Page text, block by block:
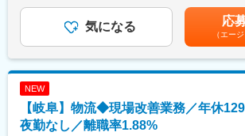
海外の子会社であるサクライの代理店を介
取引も行っています。
変更の範囲：会社の定める業務
■業務詳細
・特別高圧及び高圧受変電維持管理
・工場施設更新、省資源の全社取組を企画
きます。その分やりがいある仕事ができ、
代での管理職への登用実績もあります。
績:5.0ヶ月賃金はあくまでも目安の金額で
する可能性があります。月給(月額)は固定手
気になる 応
（エー
NEW
【岐阜】物流◆現場改善業務／年休
夜勤なし／離職率1.88%